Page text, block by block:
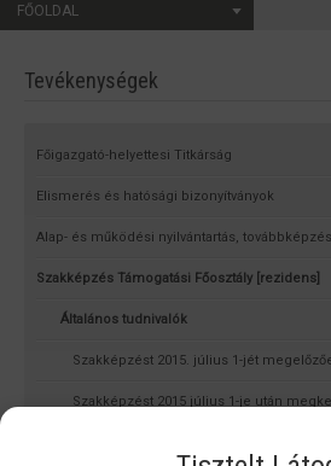
FŐOLDAL
Tevékenységek
Főigazgató-helyettesi Titkárság
Elismerés és hatósági bizonyítványok
Alap- és működési nyilvántartás,
Szakképzés Támogatási Főosztály [rezidens]
Általános tudnivalók
Szakképzést 2015. július 1-jét
Szakképzést 2015 július 1-je után